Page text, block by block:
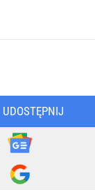
UDOSTĘPNIJ